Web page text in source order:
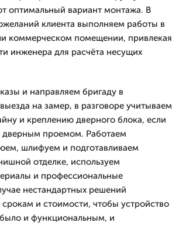
оптимальный вариант монтажа. В
клиента выполняем работы в
коммерческом помещении, привлекая
инженера для расчёта несущих
и направляем бригаду в
на замер, в разговоре учитываем
и креплению дверного блока, если
дверным проемом. Работаем
шлифуем и подготавливаем
отделке, используем
и профессиональные
нестандартных решений
срокам и стоимости, чтобы устройство
и функциональным, и